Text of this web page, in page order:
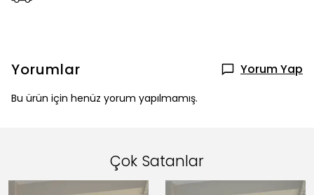
Yorumlar Yorum Yap
Bu ürün için henüz yorum yapılmamış.
Çok Satanlar